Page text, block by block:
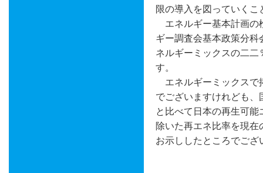
限の導入を図っていく
エネルギー基本計画の
ギー調査会基本政策分
ネルギーミックスの二
す。
エネルギーミックスで
でございますけれども
と比べて日本の再生可
除いた再エネ比率を現
お示ししたところでござ